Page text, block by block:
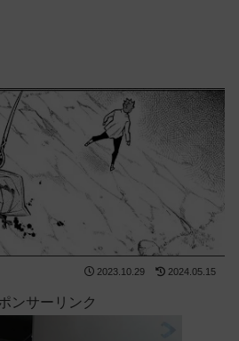
2023.10.29 2024.05.15
ンサーリンク